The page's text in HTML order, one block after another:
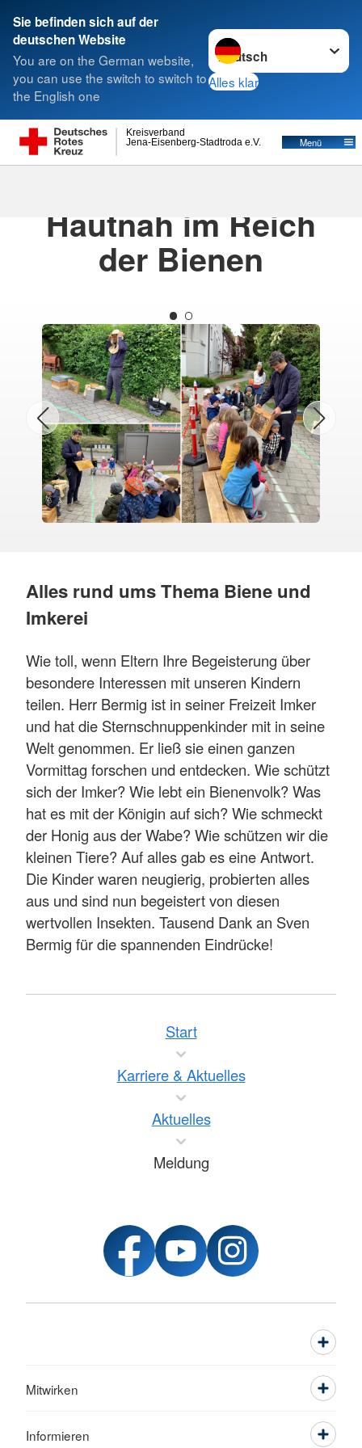
Sie befinden sich auf der
deutschen Website
You are on the German website,
you can use the switch to switch to
the English one
Sprache wechseln zu
Alles klar
Jena-Eisenberg-Stadtroda e.V.
Kreisverband
Menü
Suche
Hautnah im Reich
der Bienen
Alles rund ums Thema Biene und
Imkerei
Wie toll, wenn Eltern Ihre Begeisterung über
besondere Interessen mit unseren Kindern
teilen. Herr Bermig ist in seiner Freizeit Imker
und hat die Sternschnuppenkinder mit in seine
Welt genommen. Er ließ sie einen ganzen
Vormittag forschen und entdecken. Wie schützt
sich der Imker? Wie lebt ein Bienenvolk? Was
hat es mit der Königin auf sich? Wie schmeckt
der Honig aus der Wabe? Wie schützen wir die
kleinen Tiere? Auf alles gab es eine Antwort.
Die Kinder waren neugierig, probierten alles
aus und sind nun begeistert von diesen
wertvollen Insekten. Tausend Dank an Sven
Bermig für die spannenden Eindrücke!
Start
Karriere & Aktuelles
Aktuelles
Meldung
Mitwirken
Informieren